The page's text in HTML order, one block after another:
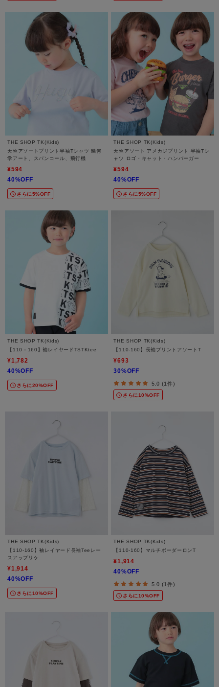
THE SHOP TK(Kids)
天竺アソートプリント半袖Tシャツ 幾何
学アート、スパンコール、飛行機
¥594
40%OFF
さらに5%OFF
THE SHOP TK(Kids)
天竺アソート アメカジプリント 半袖Tシ
ャツ ロゴ・キャット・ハンバーガー
¥594
40%OFF
さらに5%OFF
THE SHOP TK(Kids)
【110－160】袖レイヤードTSTKtee
¥1,782
40%OFF
さらに20%OFF
THE SHOP TK(Kids)
【110-160】長袖プリントアソートT
¥693
30%OFF
5.0 (1件)
さらに10%OFF
THE SHOP TK(Kids)
【110-160】袖レイヤード長袖Teeレー
スアップリケ
¥1,914
40%OFF
さらに10%OFF
THE SHOP TK(Kids)
【110-160】マルチボーダーロンT
¥1,914
40%OFF
5.0 (1件)
さらに10%OFF